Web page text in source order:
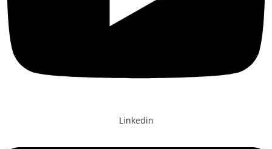
Linkedin